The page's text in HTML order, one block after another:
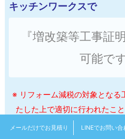
キッチンワークスで
『増改築等工事証
可能で
※ リフォーム減税の対象となる
たした上で適切に行われたこ
メールだけでお見積り LINEでお問い合